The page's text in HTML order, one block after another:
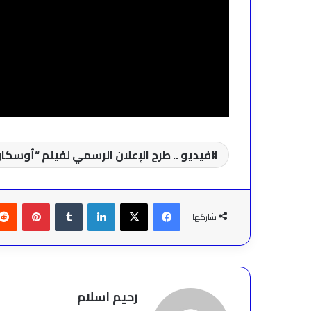
فيديو .. طرح الإعلان الرسمي لفيلم
شاركها
فيسبوك‫X لينكدإن
رحيم اسلام